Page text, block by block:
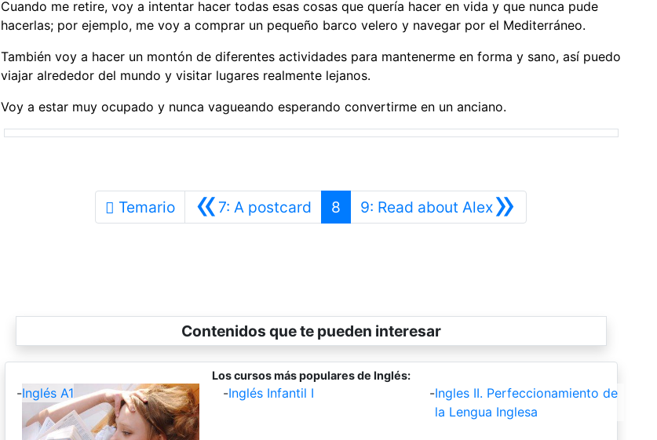
Cuando me retire, voy a intentar hacer todas esas cosas que quería hacer en vida y que nunca pude
hacerlas; por ejemplo, me voy a comprar un pequeño barco velero y navegar por el Mediterráneo.
También voy a hacer un montón de diferentes actividades para mantenerme en forma y sano, así puedo
viajar alrededor del mundo y visitar lugares realmente lejanos.
Voy a estar muy ocupado y nunca vagueando esperando convertirme en un anciano.
Temario «7: A postcard Anterior
8 »
9: Read about AlexSiguiente
Contenidos que te pueden interesar
Los cursos más populares de Inglés:
-Inglés A1 -Inglés Infantil I -Ingles II. Perfeccionamiento de
la Lengua Inglesa